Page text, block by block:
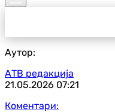
Аутор:
АТВ редакција
21.05.2026 07:21
Коментари: